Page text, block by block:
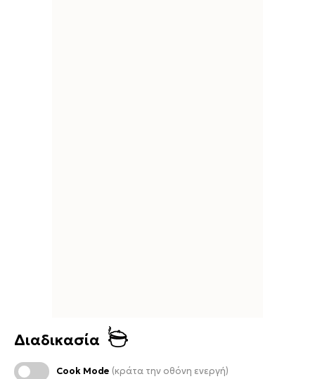
Διαδικασία
Cook Mode (κράτα την οθόνη ενεργή)